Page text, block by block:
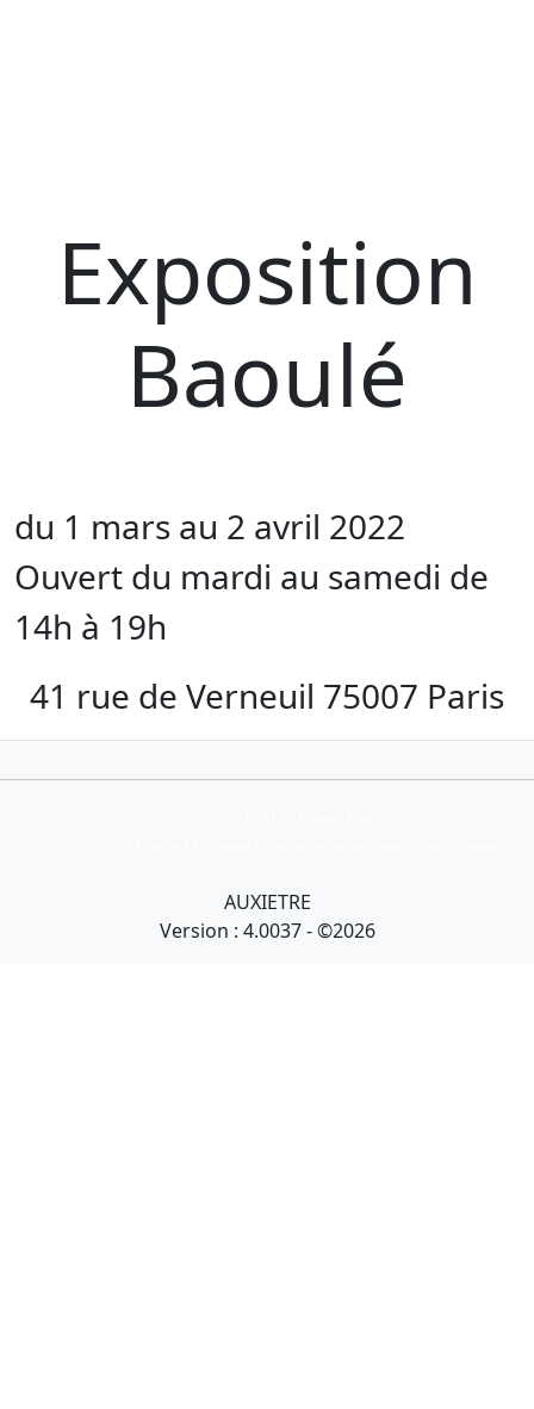
Exposition
Baoulé
du 1 mars au 2 avril 2022
Ouvert du mardi au samedi de
14h à 19h
41 rue de Verneuil 75007 Paris
AUXIETRE
Version : 4.0037 - ©2026